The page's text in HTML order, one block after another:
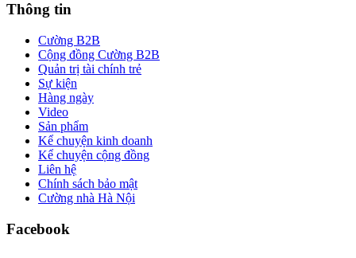
Thông tin
Cường B2B
Cộng đồng Cường B2B
Quản trị tài chính trẻ
Sự kiện
Hàng ngày
Video
Sản phẩm
Kể chuyện kinh doanh
Kể chuyện cộng đồng
Liên hệ
Chính sách bảo mật
Cường nhà Hà Nội
Facebook